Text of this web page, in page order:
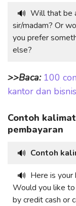
🔊 Will that be
sir/madam? Or
you prefer
else?
>>Baca: 100
kantor dan
Contoh
pembayaran
🔊 Contoh
🔊 Here is your
Would you like
by credit cash or